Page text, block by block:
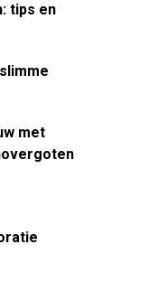
tips en
met